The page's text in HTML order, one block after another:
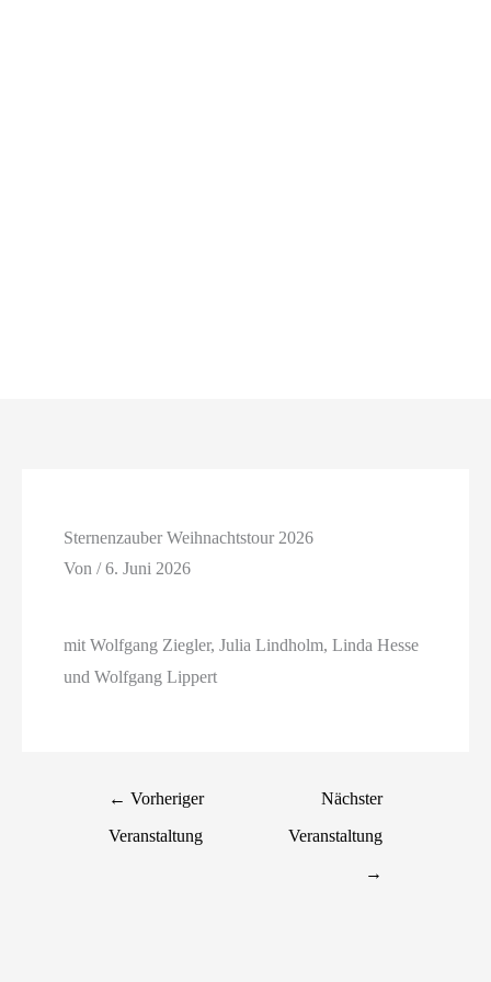
Sternenzauber Weihnachtstour 2026
Von/6. Juni 2026
mit Wolfgang Ziegler, Julia Lindholm, Linda Hesse
und Wolfgang Lippert
← Vorheriger
Veranstaltung
Nächster
Veranstaltung
→